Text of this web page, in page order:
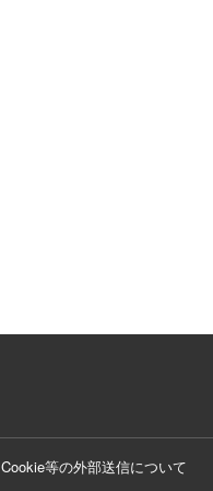
Cookie等の外部送信について